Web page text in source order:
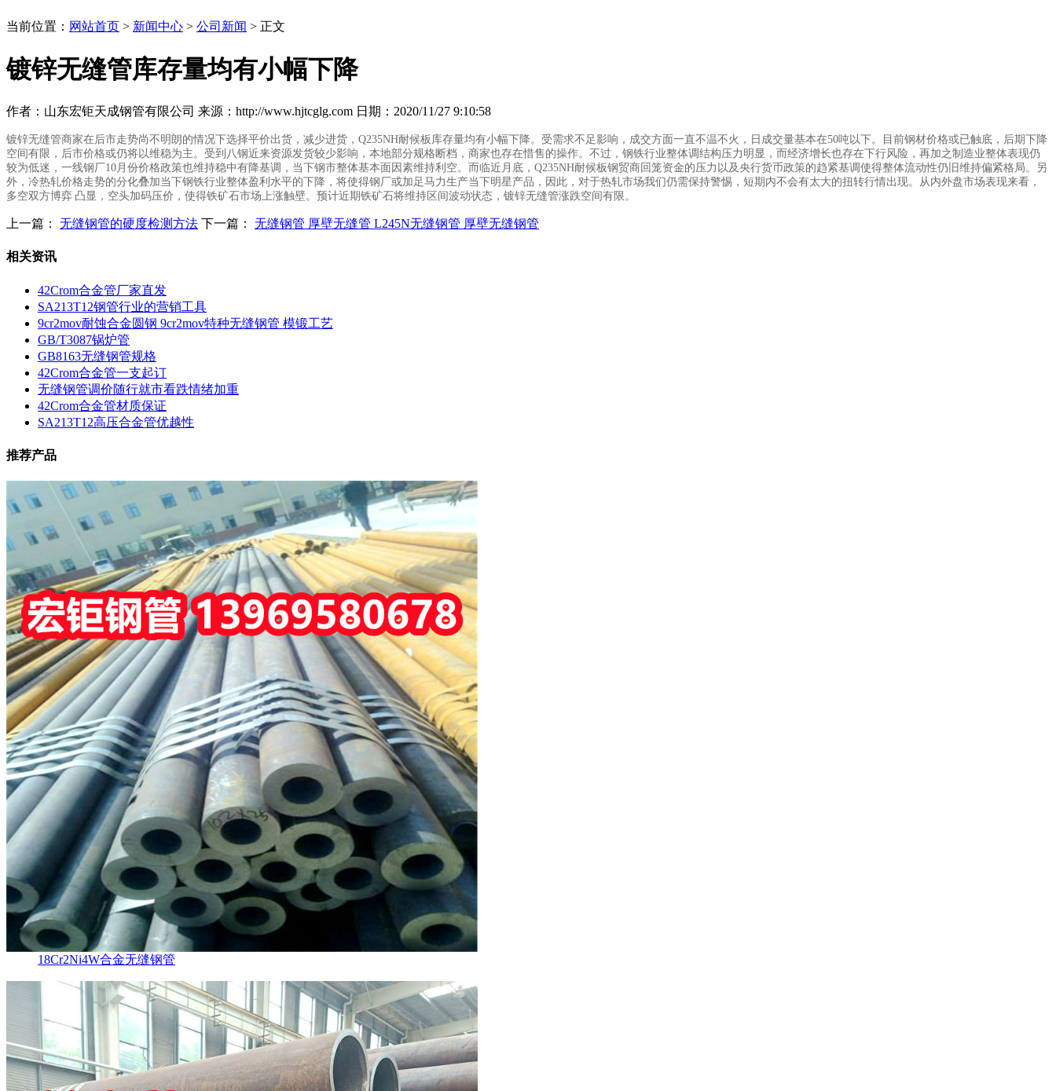
当前位置： 网站首页 > 新闻中心 > 公司新闻 > 正文
镀锌无缝管库存量均有小幅下降
作者：山东宏钜天成钢管有限公司 来源：http://www.hjtcglg.com 日期：2020/11/27 9:10:58
镀锌无缝管商家在后市走势尚不明朗的情况下选择平价出货，减少进货，Q235NH耐候板库存量均有小幅下降。受需求不足影响，成交方面一直不温不火，日成交量基本在50吨以下。目前钢材价格或已触底，后期下降
空间有限，后市价格或仍将以维稳为主。受到八钢近来资源发货较少影响，本地部分规格断档，商家也存在惜售的操作。不过，钢铁行业整体调结构压力明显，而经济增长也存在下行风险，再加之制造业整体表现仍
较为低迷，一线钢厂10月份价格政策也维持稳中有降基调，当下钢市整体基本面因素维持利空。而临近月底，Q235NH耐候板钢贸商回笼资金的压力以及央行货币政策的趋紧基调使得整体流动性仍旧维持偏紧格局。另
外，冷热轧价格走势的分化叠加当下钢铁行业整体盈利水平的下降，将使得钢厂或加足马力生产当下明星产品，因此，对于热轧市场我们仍需保持警惕，短期内不会有太大的扭转行情出现。从内外盘市场表现来看，
多空双方博弈 凸显，空头加码压价，使得铁矿石市场上涨触壁。预计近期铁矿石将维持区间波动状态，镀锌无缝管涨跌空间有限。
上一篇： 无缝钢管的硬度检测方法 下一篇： 无缝钢管 厚壁无缝管 L245N无缝钢管 厚壁无缝钢管
相关资讯
42Crom合金管厂家直发
SA213T12钢管行业的营销工具
9cr2mov耐蚀合金圆钢 9cr2mov特种无缝钢管 模锻工艺
GB/T3087锅炉管
GB8163无缝钢管规格
42Crom合金管一支起订
无缝钢管调价随行就市看跌情绪加重
42Crom合金管材质保证
SA213T12高压合金管优越性
推荐产品
18Cr2Ni4W合金无缝钢管